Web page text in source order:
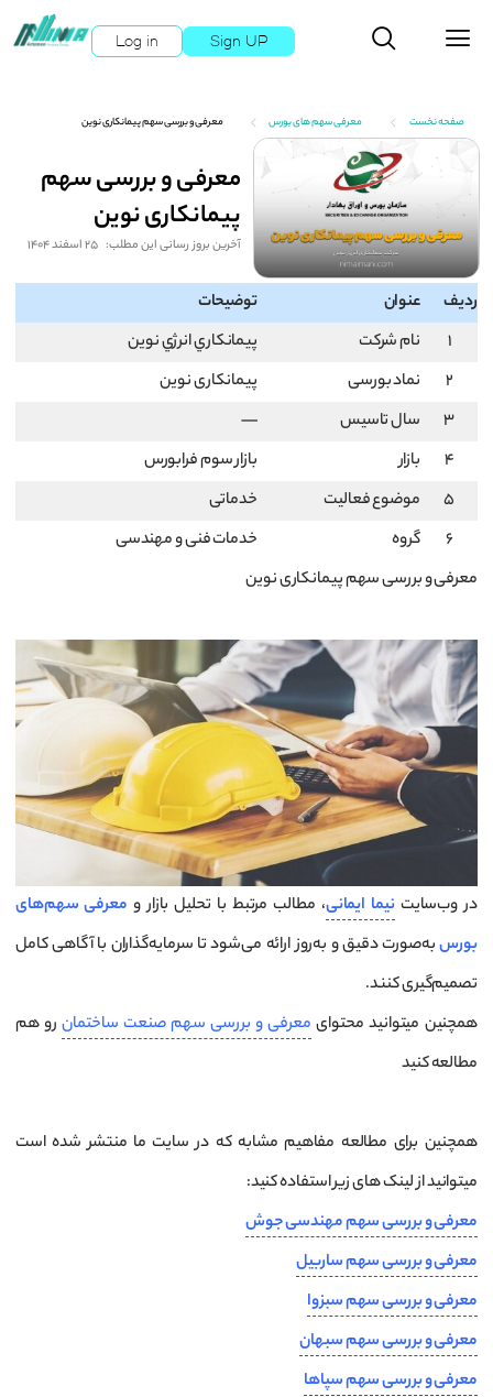
Log in Sign UP
صفحه نخست معرفی سهم های بورس معرفی و بررسی سهم پیمانکاری نوین
معرفی و بررسی سهم
پیمانکاری نوین
آخرین بروز رسانی این مطلب: 25 اسفند 1404
ردیف عنوان
توضیحات
1
نام شرکت
پيمانكاري انرژي نوين
2
نماد بورسی
پیمانکاری نوین
3
سال تاسیس
—
4
بازار
بازار سوم فرابورس
5
موضوع فعالیت
خدماتی
6
گروه
خدمات فنی و مهندسی
معرفی و بررسی سهم پیمانکاری نوین
در وب‌سایتنیما ایمانی، مطالب مرتبط با تحلیل بازار و معرفی سهم‌های
بورسبه‌صورت دقیق و به‌روز ارائه می‌شود تا سرمایه‌گذاران با آگاهی کامل
تصمیم‌گیری کنند.
همچنین میتوانید محتوای معرفی و بررسی سهم صنعت ساختمانرو هم
مطالعه کنید
همچنین برای مطالعه مفاهیم مشابه که در سایت ما منتشر شده است
میتوانید از لینک های زیر استفاده کنید:
معرفی و بررسی سهم مهندسی جوش
معرفی و بررسی سهم ساربیل
معرفی و بررسی سهم سبزوا
معرفی و بررسی سهم سبهان
معرفی و بررسی سهم سپاها